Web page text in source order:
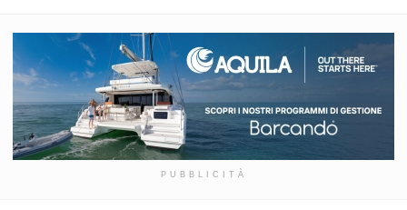
PUBBLICITÀ